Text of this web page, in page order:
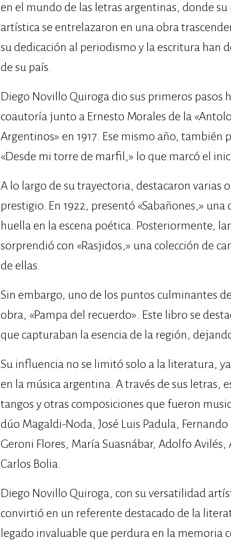
en el mundo de las letras argentinas, donde
artística se entrelazaron en una obra
su dedicación al periodismo y la escritura han
de su país.
Diego Novillo Quiroga dio sus primeros pasos
coautoría junto a Ernesto Morales de la
Argentinos» en 1917. Ese mismo año,
«Desde mi torre de marfil,» lo que marcó el
A lo largo de su trayectoria, destacaron varias
prestigio. En 1922, presentó «Sabañones,»
huella en la escena poética. Posteriormente,
sorprendió con «Rasjidos,» una colección de
de ellas.
Sin embargo, uno de los puntos culminantes
obra, «Pampa del recuerdo». Este libro se
que capturaban la esencia de la región,
Su influencia no se limitó solo a la literatura,
en la música argentina. A través de sus letras,
tangos y otras composiciones que fueron
dúo Magaldi-Noda, José Luis Padula,
Geroni Flores, María Suasnábar, Adolfo
Carlos Bolia.
Diego Novillo Quiroga, con su versatilidad
convirtió en un referente destacado de la
legado invaluable que perdura en la memoria